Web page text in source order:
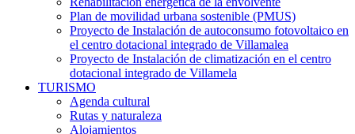
Plan de movilidad urbana sostenible (PMUS)
Proyecto de Instalación de autoconsumo fotovoltaico en
el centro dotacional integrado de Villamalea
Proyecto de Instalación de climatización en el centro
dotacional integrado de Villamela
TURISMO
Agenda cultural
Rutas y naturaleza
Alojamientos